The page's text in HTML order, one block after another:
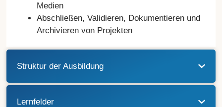
Medien
Abschließen, Validieren, Dokumentieren und
Archivieren von Projekten
Struktur der Ausbildung
Lernfelder